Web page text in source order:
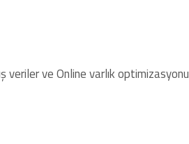
veriler ve Online varlık optimizasyonu